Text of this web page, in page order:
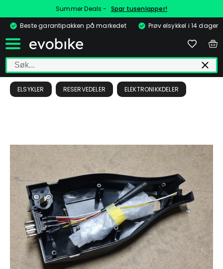
Summer Deals - Spar tusenlapper!
Beste garantipakken på markedet
Prøv elsykkel i 14 dager
ELSYKLER RESERVEDELER ELEKTRONIKKDELER